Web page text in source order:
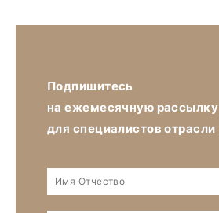
Подпишитесь
на ежемесячную рассылку
для специалистов отрасли